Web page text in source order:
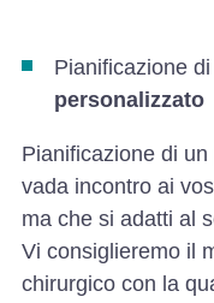
Pianificazione di
personalizzato
Pianificazione di
vada incontro ai
ma che si adatti al
Vi consiglieremo il
chirurgico con la